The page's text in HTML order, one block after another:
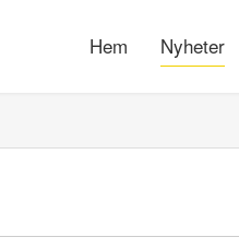
Hem Nyheter